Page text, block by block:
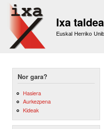
Ixa taldea
Euskal Herriko
Nor gara?
Hasiera
Aurkezpena
Kideak